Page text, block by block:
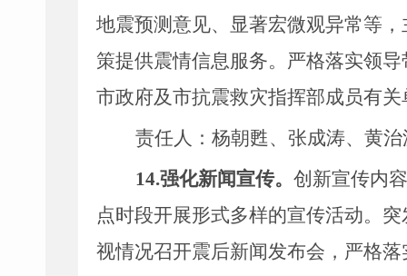
地震预测意见、显著宏微观异常等
策提供震情信息服务。严格落实领
市政府及市抗震救灾指挥部成员有
责任人：杨朝甦、 张成涛、黄
14.强化新闻宣传。 创新宣传内
点时段开展形式多样的宣传活动。
视情况召开震后新闻发布会，严格